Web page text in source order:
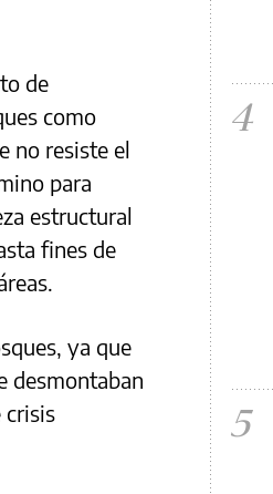
de
como
no resiste el
para
estructural
fines de
ya que
desmontaban
crisis
4
5